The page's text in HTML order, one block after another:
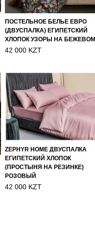
ПОСТЕЛЬНОЕ БЕЛЬЕ ЕВРО
(ДВУСПАЛКА) ЕГИПЕТСКИЙ
ХЛОПОК УЗОРЫ НА БЕЖЕВОМ
42 000 KZT
ZEPHYR HOME ДВУСПАЛКА
ЕГИПЕТСКИЙ ХЛОПОК
(ПРОСТЫНЯ НА РЕЗИНКЕ)
РОЗОВЫЙ
42 000 KZT